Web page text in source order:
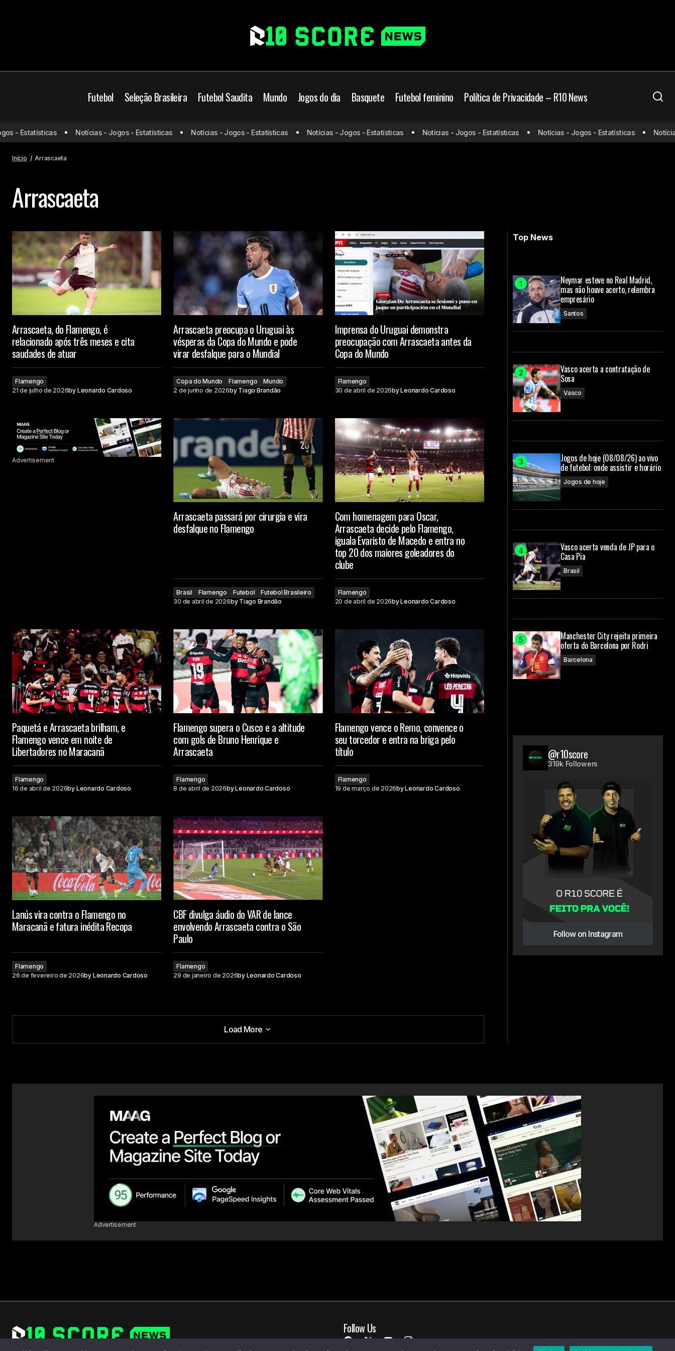
Futebol Seleção Brasileira Futebol Saudita Mundo Jogos do dia Basquete Futebol feminino Política de Privacidade – R10 News
- Estatísticas Notícias - Jogos - Estatísticas Notícias - Jogos - Estatísticas Notícias - Jogos - Estatísticas Notícias - Jogos - Estatísticas Notícias - Jogos - Estatísticas
Início Arrascaeta
Arrascaeta
Arrascaeta, do Flamengo, é
relacionado após três meses e cita
saudades de atuar
Flamengo
21 de julho de 2026by Leonardo Cardoso
Arrascaeta preocupa o Uruguai às
vésperas da Copa do Mundo e pode
virar desfalque para o Mundial
Copa do Mundo Flamengo
Mundo
2 de junho de 2026by Tiago Brandão
Imprensa do Uruguai demonstra
preocupação com Arrascaeta antes da
Copa do Mundo
Flamengo
30 de abril de 2026byLeonardo Cardoso
Advertisement
Arrascaeta passará por cirurgia e vira
desfalque no Flamengo
Brasil Flamengo Futebol
Futebol Brasileiro
30 de abril de 2026by Tiago Brandão
Com homenagem para Oscar,
Arrascaeta decide pelo Flamengo,
iguala Evaristo de Macedo e entra no
top 20 dos maiores goleadores do
clube
Flamengo
20 de abril de 2026byLeonardo Cardoso
Paquetá e Arrascaeta brilham, e
Flamengo vence em noite de
Libertadores no Maracanã
Flamengo
16 de abril de 2026by Leonardo Cardoso
Flamengo supera o Cusco e a altitude
com gols de Bruno Henrique e
Arrascaeta
Flamengo
8 de abril de 2026byLeonardo Cardoso
Flamengo vence o Remo, convence o
seu torcedor e entra na briga pelo
título
Flamengo
19 de março de 2026byLeonardo Cardoso
Lanús vira contra o Flamengo no
Maracanã e fatura inédita Recopa
Flamengo
26 de fevereiro de 2026by Leonardo Cardoso
CBF divulga áudio do VAR de lance
envolvendo Arrascaeta contra o São
Paulo
Flamengo
29 de janeiro de 2026by Leonardo Cardoso
Load More
Load More
Top News
Neymar esteve no Real Madrid,
mas não houve acerto, relembra
empresário
Santos
Vasco acerta a contratação de
Sosa
Vasco
Jogos de hoje (08/08/26) ao vivo
de futebol: onde assistir e horário
Jogos de hoje
Vasco acerta venda de JP para o
Casa Pia
Brasil
Manchester City rejeita primeira
oferta do Barcelona por Rodri
Barcelona
@r10score
319k Followers
Follow on Instagram
Advertisement
Follow Us